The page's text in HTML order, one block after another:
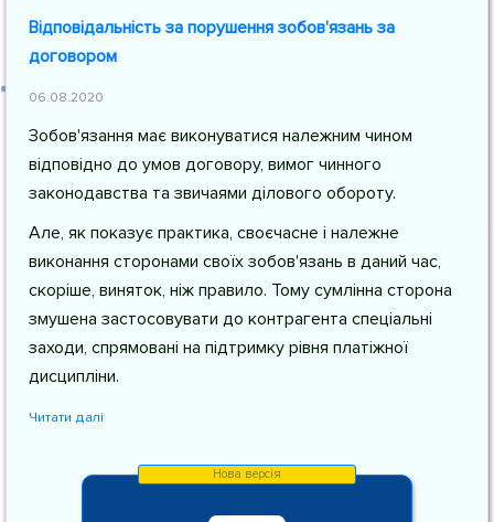
Відповідальність за порушення зобов'язань за
договором
06.08.2020
Зобов'язання має виконуватися належним чином
відповідно до умов договору, вимог чинного
законодавства та звичаями ділового обороту.
Але, як показує практика, своєчасне і належне
виконання сторонами своїх зобов'язань в даний час,
скоріше, виняток, ніж правило. Тому сумлінна сторона
змушена застосовувати до контрагента спеціальні
заходи, спрямовані на підтримку рівня платіжної
дисципліни.
Читати далі